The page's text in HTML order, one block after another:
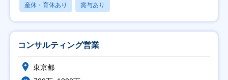
産休・育休あり 賞与あり
コンサルティング営業
東京都